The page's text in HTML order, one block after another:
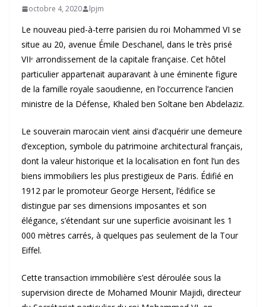
octobre 4, 2020 lpjm
Le nouveau pied-à-terre parisien du roi Mohammed VI se
situe au 20, avenue Émile Deschanel, dans le très prisé
VIIᵉ arrondissement de la capitale française. Cet hôtel
particulier appartenait auparavant à une éminente figure
de la famille royale saoudienne, en l’occurrence l’ancien
ministre de la Défense, Khaled ben Soltane ben Abdelaziz.
Le souverain marocain vient ainsi d’acquérir une demeure
d’exception, symbole du patrimoine architectural français,
dont la valeur historique et la localisation en font l’un des
biens immobiliers les plus prestigieux de Paris. Édifié en
1912 par le promoteur George Hersent, l’édifice se
distingue par ses dimensions imposantes et son
élégance, s’étendant sur une superficie avoisinant les 1
000 mètres carrés, à quelques pas seulement de la Tour
Eiffel.
Cette transaction immobilière s’est déroulée sous la
supervision directe de Mohamed Mounir Majidi, directeur